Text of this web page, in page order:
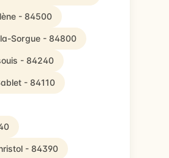
- 84500
Sorgue - 84800
- 84240
- 84110
- 84390